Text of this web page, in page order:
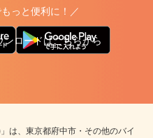
っと便利に！／
ンロードはこちらから
は、東京都府中市・その他のバイ